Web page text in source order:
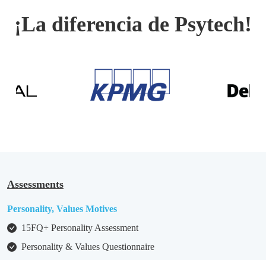
¡La diferencia de Psytech!
Assessments
Personality, Values Motives
15FQ+ Personality Assessment
Personality & Values Questionnaire